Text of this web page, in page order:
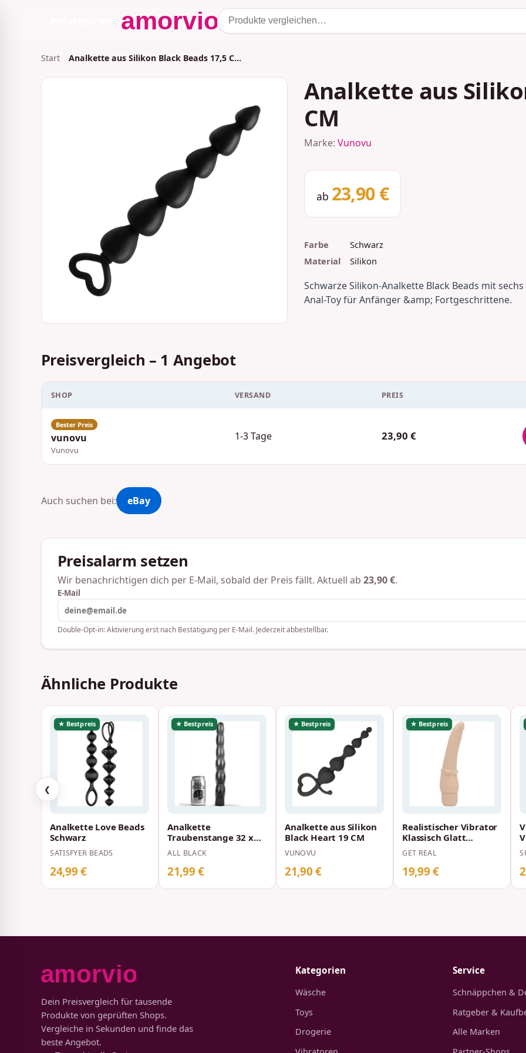
Start Analkette aus Silikon Black Beads 17,5 C…
Analkette aus
CM
Marke:Vunovu
ab 23,90 €
Farbe
Schwarz
Material
Silikon
Schwarze Silikon-Analkette Black Beads mit
Anal-Toy für Anfänger &amp; Fortgeschrittene.
Preisvergleich – 1 Angebot
SHOP VERSAND PREIS
vunovu
Vunovu
1-3 Tage 23,90 €
Auch suchen bei: eBay
Preisalarm setzen
Wir benachrichtigen dich per E-Mail, sobald der Preis fällt. Aktuell ab 23,90 €.
E-Mail
Double-Opt-in: Aktivierung erst nach Bestätigung per E-Mail. Jederzeit abbestellbar.
Ähnliche Produkte
❮
★ Bestpreis
Analkette Love Beads
Schwarz
SATISFYER BEADS
24,99 €
★ Bestpreis
Analkette
Traubenstange 32 x
4,5 cm
ALL BLACK
21,99 €
★ Bestpreis
Analkette aus Silikon
Black Heart 19 CM
VUNOVU
21,90 €
★ Bestpreis
Realistischer Vibrator
Klassisch Glatt
Hautfarbe 17,5 x 3,5
cm
GET REAL
19,99 €
Dein Preisvergleich für tausende
Produkte von geprüften Shops.
Vergleiche in Sekunden und finde das
beste Angebot.
Kategorien
Wäsche
Toys
Drogerie
Service
Schnäppchen &
Ratgeber &
Alle Marken